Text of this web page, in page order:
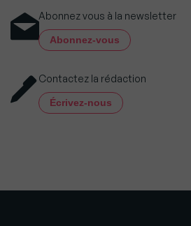
Abonnez vous à la newsletter
Abonnez-vous
Contactez la rédaction
Écrivez-nous